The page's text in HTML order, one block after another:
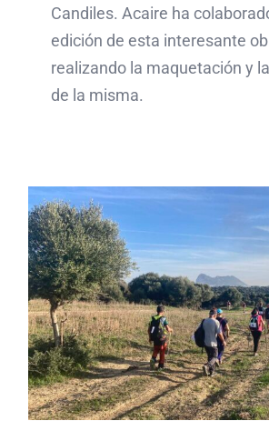
Candiles. Acaire ha
edición de esta interesante
realizando la maquetación y
de la misma.
Celebrada la VII
las